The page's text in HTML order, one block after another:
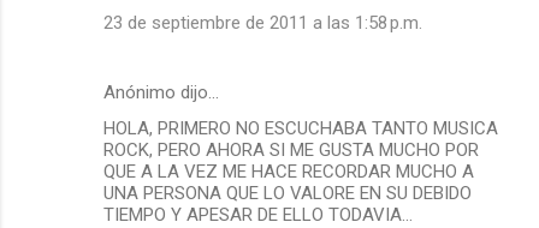
23 de septiembre de 2011 a las 1:58 p.m.
Anónimo dijo…
HOLA, PRIMERO NO ESCUCHABA TANTO MUSICA
ROCK, PERO AHORA SI ME GUSTA MUCHO POR
QUE A LA VEZ ME HACE RECORDAR MUCHO A
UNA PERSONA QUE LO VALORE EN SU DEBIDO
TIEMPO Y APESAR DE ELLO TODAVIA...